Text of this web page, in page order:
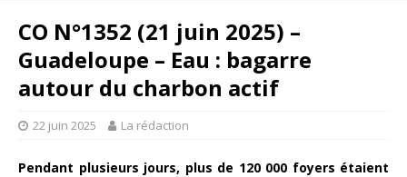
CO N°1352 (21 juin 2025) –
Guadeloupe – Eau : bagarre
autour du charbon actif
22 juin 2025 La rédaction
Pendant plusieurs jours, plus de 120 000 foyers étaient